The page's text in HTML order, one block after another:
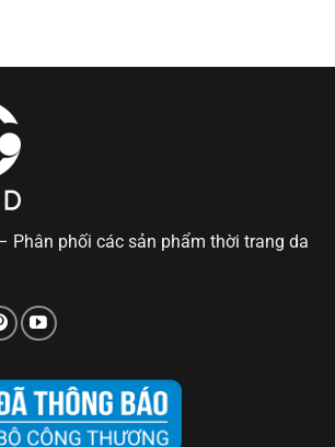
Phân phối các sản phẩm thời trang da